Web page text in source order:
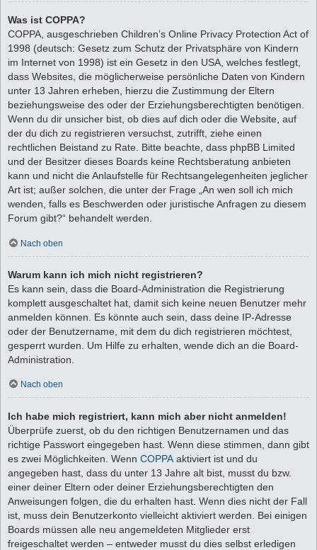
Was ist COPPA?
COPPA, ausgeschrieben Children’s Online Privacy Protection Act of
1998 (deutsch: Gesetz zum Schutz der Privatsphäre von Kindern
im Internet von 1998) ist ein Gesetz in den USA, welches festlegt,
dass Websites, die möglicherweise persönliche Daten von Kindern
unter 13 Jahren erheben, hierzu die Zustimmung der Eltern
beziehungsweise des oder der Erziehungsberechtigten benötigen.
Wenn du dir unsicher bist, ob dies auf dich oder die Website, auf
der du dich zu registrieren versuchst, zutrifft, ziehe einen
rechtlichen Beistand zu Rate. Bitte beachte, dass phpBB Limited
und der Besitzer dieses Boards keine Rechtsberatung anbieten
kann und nicht die Anlaufstelle für Rechtsangelegenheiten jeglicher
Art ist; außer solchen, die unter der Frage „An wen soll ich mich
wenden, falls es Beschwerden oder juristische Anfragen zu diesem
Forum gibt?“ behandelt werden.
Nach oben
Warum kann ich mich nicht registrieren?
Es kann sein, dass die Board-Administration die Registrierung
komplett ausgeschaltet hat, damit sich keine neuen Benutzer mehr
anmelden können. Es könnte auch sein, dass deine IP-Adresse
oder der Benutzername, mit dem du dich registrieren möchtest,
gesperrt wurden. Um Hilfe zu erhalten, wende dich an die Board-
Administration.
Nach oben
Ich habe mich registriert, kann mich aber nicht anmelden!
Überprüfe zuerst, ob du den richtigen Benutzernamen und das
richtige Passwort eingegeben hast. Wenn diese stimmen, dann gibt
es zwei Möglichkeiten. Wenn COPPA aktiviert ist und du
angegeben hast, dass du unter 13 Jahre alt bist, musst du bzw.
einer deiner Eltern oder deiner Erziehungsberechtigten den
Anweisungen folgen, die du erhalten hast. Wenn dies nicht der Fall
ist, muss dein Benutzerkonto vielleicht aktiviert werden. Bei einigen
Boards müssen alle neu angemeldeten Mitglieder erst
freigeschaltet werden – entweder musst du dies selbst erledigen